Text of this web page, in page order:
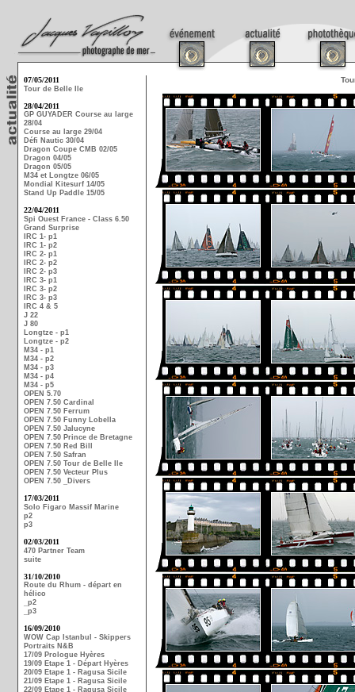
07/05/2011
Tour de Belle Ile
28/04/2011
GP GUYADER Course au large
28/04
Course au large 29/04
Défi Nautic 30/04
Dragon Coupe CMB 02/05
Dragon 04/05
Dragon 05/05
M34 et Longtze 06/05
Mondial Kitesurf 14/05
Stand Up Paddle 15/05
22/04/2011
Spi Ouest France - Class 6.50
Grand Surprise
IRC 1- p1
IRC 1- p2
IRC 2- p1
IRC 2- p2
IRC 2- p3
IRC 3- p1
IRC 3- p2
IRC 3- p3
IRC 4 & 5
J 22
J 80
Longtze - p1
Longtze - p2
M34 - p1
M34 - p2
M34 - p3
M34 - p4
M34 - p5
OPEN 5.70
OPEN 7.50 Cardinal
OPEN 7.50 Ferrum
OPEN 7.50 Funny Lobella
OPEN 7.50 Jalucyne
OPEN 7.50 Prince de Bretagne
OPEN 7.50 Red Bill
OPEN 7.50 Safran
OPEN 7.50 Tour de Belle Ile
OPEN 7.50 Vecteur Plus
OPEN 7.50 _Divers
17/03/2011
Solo Figaro Massif Marine
p2
p3
02/03/2011
470 Partner Team
suite
31/10/2010
Route du Rhum - départ en
hélico
_p2
_p3
16/09/2010
WOW Cap Istanbul - Skippers
Portraits N&B
17/09 Prologue Hyères
19/09 Etape 1 - Départ Hyères
20/09 Etape 1 - Ragusa Sicile
21/09 Etape 1 - Ragusa Sicile
22/09 Etape 1 - Ragusa Sicile